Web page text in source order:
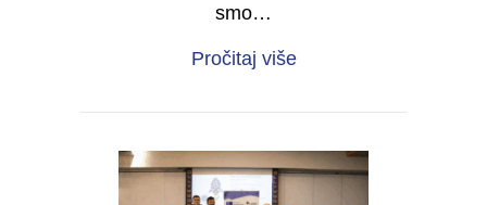
smo…
Pročitaj višeabout U TOKU JE